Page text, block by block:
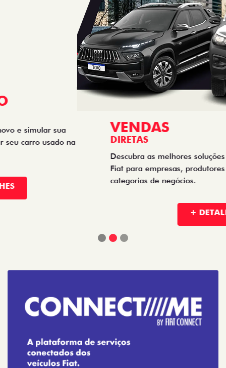
VENDAS
DIRETAS
Descubra as melhores soluções e descontos em um novo
Fiat para empresas, produtores rurais, taxistas e outras
categorias de negócios.